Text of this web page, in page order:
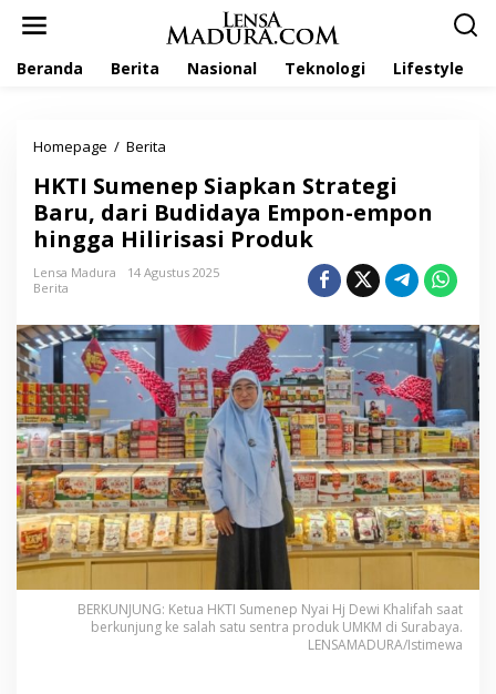
Beranda Berita Nasional Teknologi Lifestyle
Homepage / Berita
T
I
S
u
m
e
i
a
p
k
a
n
S
t
r
a
t
e
g
HKTI Sumenep Siapkan Strategi
Baru, dari Budidaya Empon-empon
hingga Hilirisasi Produk
Lensa Madura
14 Agustus 2025
Berita
BERKUNJUNG: Ketua HKTI Sumenep Nyai Hj Dewi Khalifah saat
berkunjung ke salah satu sentra produk UMKM di Surabaya.
LENSAMADURA/Istimewa